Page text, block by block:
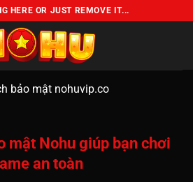
HERE OR JUST REMOVE IT...
bảo mật nohuvip.co
mật Nohu giúp bạn chơi
an toàn